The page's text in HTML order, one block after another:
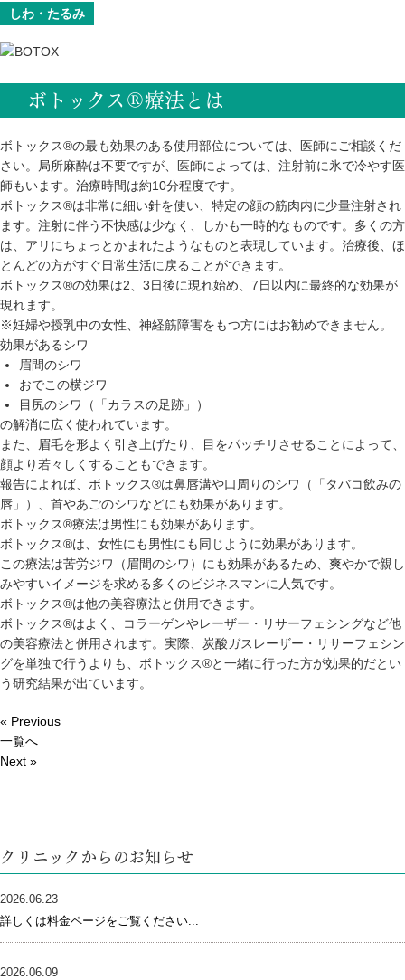
しわ・たるみ
ボトックス®療法とは
ボトックス®の最も効果のある使用部位については、医師にご相談くだ
さい。局所麻酔は不要ですが、医師によっては、注射前に氷で冷やす医
師もいます。治療時間は約10分程度です。
ボトックス®は非常に細い針を使い、特定の顔の筋肉内に少量注射され
ます。注射に伴う不快感は少なく、しかも一時的なものです。多くの方
は、アリにちょっとかまれたようなものと表現しています。治療後、ほ
とんどの方がすぐ日常生活に戻ることができます。
ボトックス®の効果は2、3日後に現れ始め、7日以内に最終的な効果が
現れます。
※妊婦や授乳中の女性、神経筋障害をもつ方にはお勧めできません。
効果があるシワ
眉間のシワ
おでこの横ジワ
目尻のシワ（「カラスの足跡」）
の解消に広く使われています。
また、眉毛を形よく引き上げたり、目をパッチリさせることによって、
顔より若々しくすることもできます。
報告によれば、ボトックス®は鼻唇溝や口周りのシワ（「タバコ飲みの
唇」）、首やあごのシワなどにも効果があります。
ボトックス®療法は男性にも効果があります。
ボトックス®は、女性にも男性にも同じように効果があります。
この療法は苦労ジワ（眉間のシワ）にも効果があるため、爽やかで親し
みやすいイメージを求める多くのビジネスマンに人気です。
ボトックス®は他の美容療法と併用できます。
ボトックス®はよく、コラーゲンやレーザー・リサーフェシングなど他
の美容療法と併用されます。実際、炭酸ガスレーザー・リサーフェシン
グを単独で行うよりも、ボトックス®と一緒に行った方が効果的だとい
う研究結果が出ています。
« Previous
一覧へ
Next »
クリニックからのお知らせ
2026.06.23
詳しくは料金ページをご覧ください...
2026.06.09